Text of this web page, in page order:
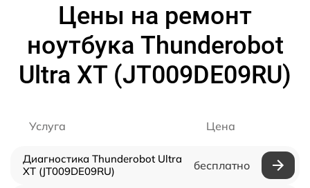
Цены на ремонт
ноутбука Thunderobot
Ultra XT (JT009DE09RU)
Услуга Цена
Диагностика Thunderobot Ultra
XT (JT009DE09RU)
бесплатно